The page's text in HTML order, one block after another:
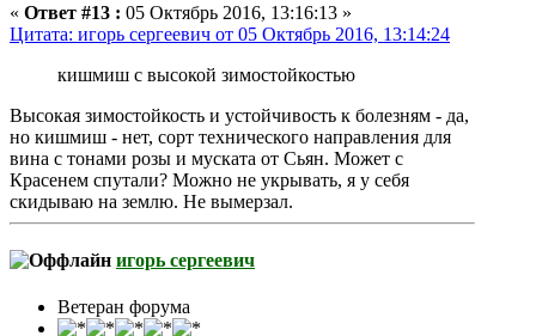
« Ответ #13 : 05 Октябрь 2016, 13:16:13 »
Цитата: игорь сергеевич от 05 Октябрь 2016, 13:14:24
кишмиш с высокой зимостойкостью
Высокая зимостойкость и устойчивость к болезням - да,
но кишмиш - нет, сорт технического направления для
вина с тонами розы и муската от Сьян. Может с
Красенем спутали? Можно не укрывать, я у себя
скидываю на землю. Не вымерзал.
игорь сергеевич
Ветеран форума